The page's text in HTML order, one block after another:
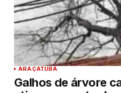
ARAÇATUBA
Galhos de árvore